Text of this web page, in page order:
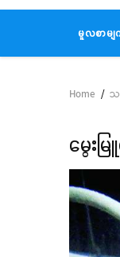
MAIN
မူလစာမျ
Home / သ
မွေးမ